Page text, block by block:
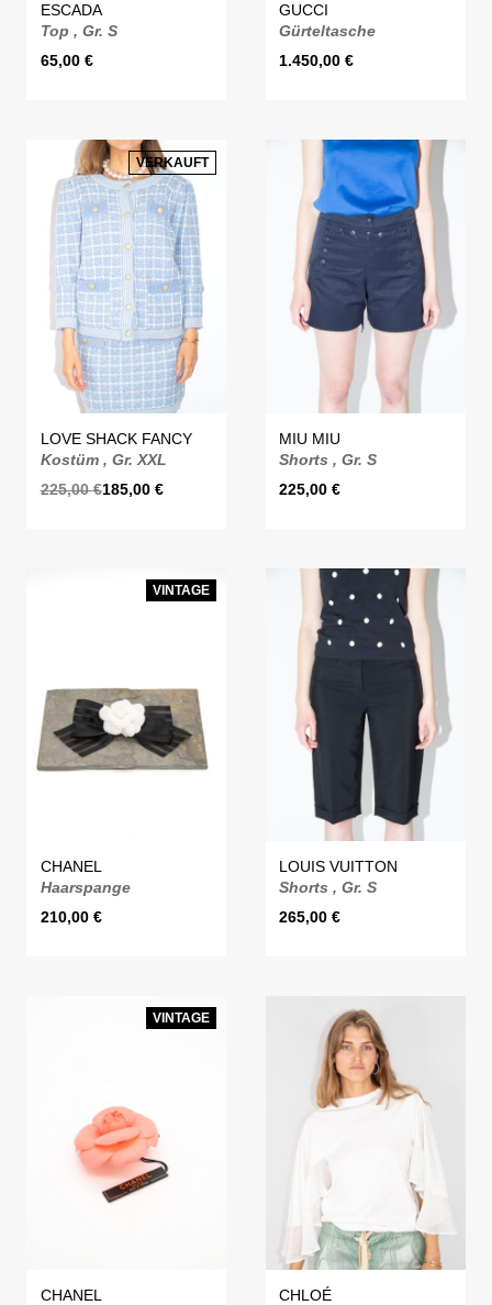
ESCADA
Top , Gr. S
65,00 €
GUCCI
Gürteltasche
1.450,00€
VERKAUFT
LOVE SHACK FANCY
Kostüm , Gr. XXL
225,00€185,00 €
MIU MIU
Shorts , Gr. S
225,00€
VINTAGE
CHANEL
Haarspange
210,00 €
LOUIS VUITTON
Shorts , Gr. S
265,00€
VINTAGE
CHANEL
CHLOÉ